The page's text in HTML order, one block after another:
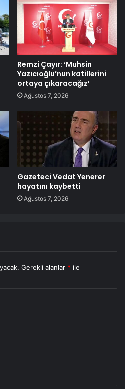
Remzi Çayır: ‘Muhsin
Yazıcıoğlu’nun katillerini
ortaya çıkaracağız’
Ağustos 7, 2026
Gazeteci Vedat Yenerer
hayatını kaybetti
Ağustos 7, 2026
Gerekli alanlar * ile